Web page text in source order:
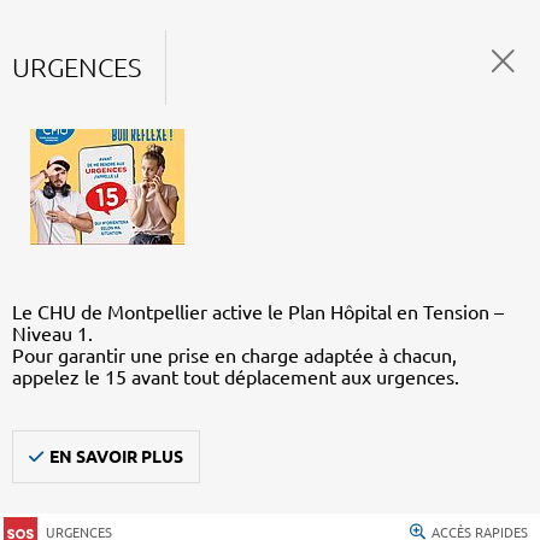
URGENCES
Le CHU de Montpellier active le Plan Hôpital en Tension –
Niveau 1.
Pour garantir une prise en charge adaptée à chacun,
appelez le 15 avant tout déplacement aux urgences.
EN SAVOIR PLUS
URGENCES ACCÈS RAPIDES